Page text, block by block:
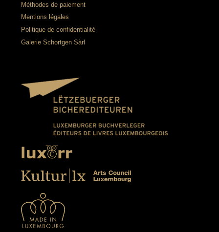
Méthodes de paiement
Mentions légales
Politique de confidentialité
Galerie Schortgen Sàrl